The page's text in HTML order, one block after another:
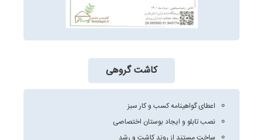
کاشت گروهی
اعطای گواهینامه کسب و کار سبز
نصب تابلو و ایجاد بوستان اختصاصی
ساخت مستند از روند کاشت و رشد